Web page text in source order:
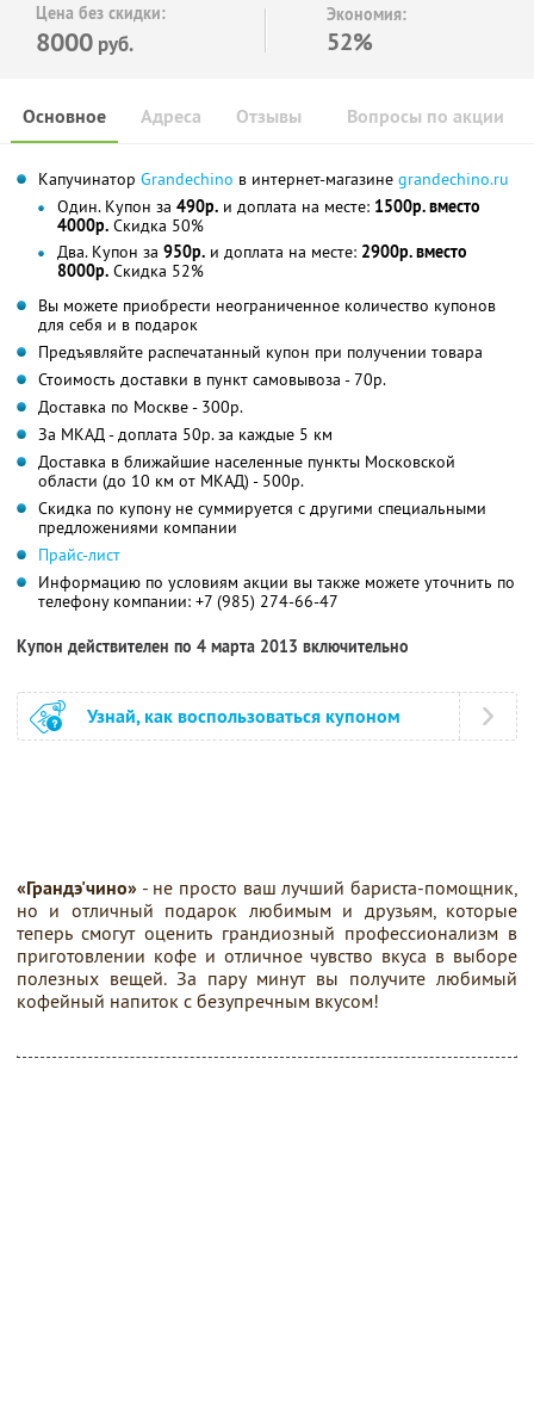
Цена без скидки:
8000 руб.
Экономия:
52%
Основное Отзывы Вопросы по акции
Адреса
Капучинатор Grandechino в интернет-магазине grandechino.ru
Один. Купон за 490р. и доплата на месте: 1500р. вместо
4000р. Скидка 50%
Два. Купон за 950р. и доплата на месте: 2900р. вместо
8000р. Скидка 52%
Вы можете приобрести неограниченное количество купонов
для себя и в подарок
Предъявляйте распечатанный купон при получении товара
Стоимость доставки в пункт самовывоза - 70р.
Доставка по Москве - 300р.
За МКАД - доплата 50р. за каждые 5 км
Доставка в ближайшие населенные пункты Московской
области (до 10 км от МКАД) - 500р.
Скидка по купону не суммируется с другими специальными
предложениями компании
Прайс-лист
Информацию по условиям акции вы также можете уточнить по
телефону компании: +7 (985) 274-66-47
Купон действителен по 4 марта 2013 включительно
Узнай, как воспользоваться купоном
«Грандэ'чино» - не просто ваш лучший бариста-помощник,
но и отличный подарок любимым и друзьям, которые
теперь смогут оценить грандиозный профессионализм в
приготовлении кофе и отличное чувство вкуса в выборе
полезных вещей. За пару минут вы получите любимый
кофейный напиток с безупречным вкусом!